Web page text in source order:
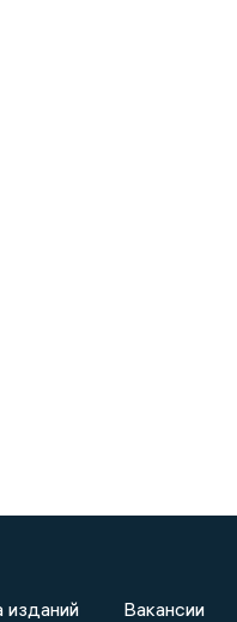
изданий Вакансии